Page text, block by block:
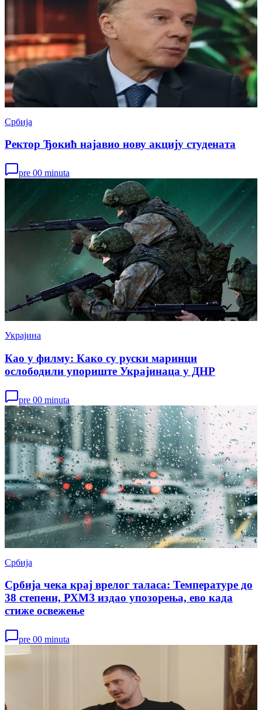
Србија
Ректор Ђокић најавио нову акцију студената
pre 00 minuta
Украјина
Као у филму: Како су руски маринци
ослободили упориште Украјинаца у ДНР
pre 00 minuta
Србија
Србија чека крај врелог таласа: Температуре до
38 степени, РХМЗ издао упозорења, ево када
стиже освежење
pre 00 minuta